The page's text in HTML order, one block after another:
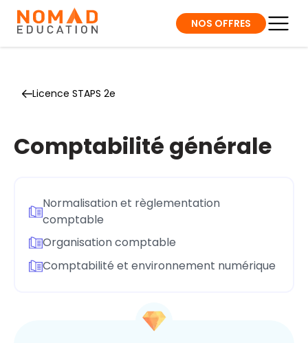
NOS OFFRES
Licence STAPS 2e
Comptabilité générale
Normalisation et règlementation
comptable
Organisation comptable
Comptabilité et environnement numérique